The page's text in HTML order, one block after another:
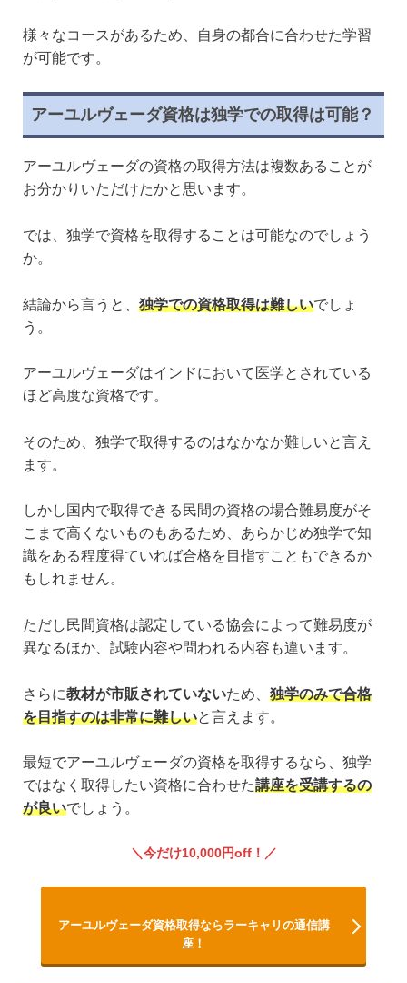
様々なコースがあるため、自身の都合に合わせた学習
が可能です。
アーユルヴェーダ資格は独学での取得は可能？
アーユルヴェーダの資格の取得方法は複数あることが
お分かりいただけたかと思います。
では、独学で資格を取得することは可能なのでしょう
か。
結論から言うと、 独学での資格取得は難しいでしょ
う。
アーユルヴェーダはインドにおいて医学とされている
ほど高度な資格です。
そのため、独学で取得するのはなかなか難しいと言え
ます。
しかし国内で取得できる民間の資格の場合難易度がそ
こまで高くないものもあるため、あらかじめ独学で知
識をある程度得ていれば合格を目指すこともできるか
もしれません。
ただし民間資格は認定している協会によって難易度が
異なるほか、試験内容や問われる内容も違います。
さらに教材が市販されていないため、 独学のみで合格
を目指すのは非常に難しいと言えます。
最短でアーユルヴェーダの資格を取得するなら、独学
ではなく取得したい資格に合わせた講座を受講するの
が良いでしょう。
今だけ10,000円off！
アーユルヴェーダ資格取得ならラーキャリの通信講
座！